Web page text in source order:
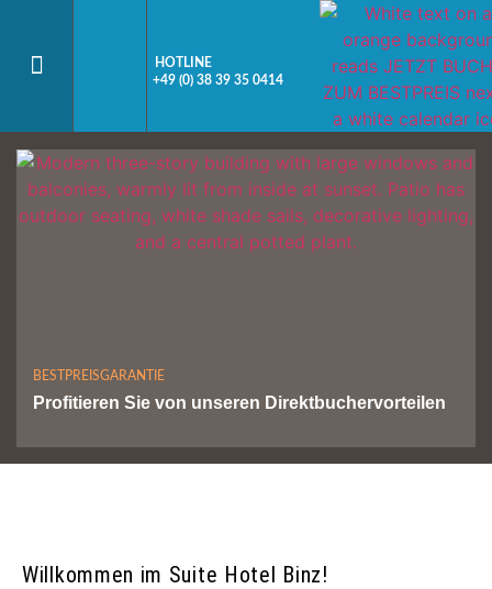
HOTLINE
+49 (0) 38 39 35 0414
BESTPREISGARANTIE
Profitieren Sie von unseren Direktbuchervorteilen
Willkommen im Suite Hotel Binz!